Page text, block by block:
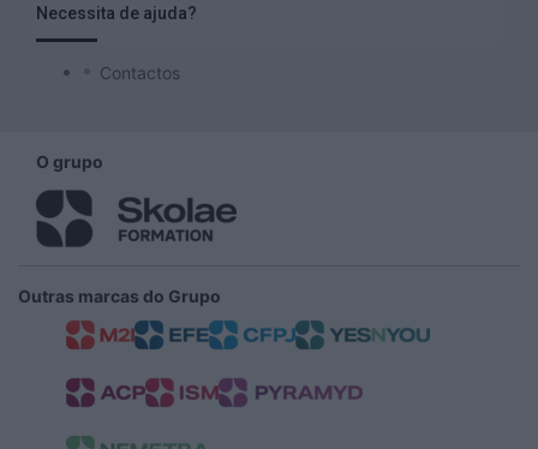
Necessita de ajuda?
Contactos
O grupo
Outras marcas do Grupo